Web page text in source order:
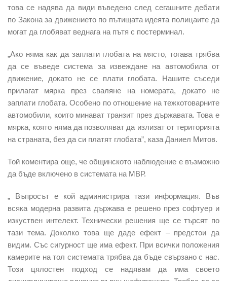
това се надява да види въведено след сегашните дебати
по Закона за движението по пътищата идеята полицаите да
могат да глобяват веднага на пътя с постерминал.
„Ако няма как да заплати глобата на място, тогава трябва
да се въведе система за извеждане на автомобила от
движение, докато не се плати глобата. Нашите съседи
прилагат мярка през сваляне на номерата, докато не
заплати глобата. Особено по отношение на тежкотоварните
автомобили, които минават транзит през държавата. Това е
мярка, която няма да позволяват да излизат от територията
на страната, без да си платят глобата”, каза Даниел Митов.
Той коментира още, че общинското наблюдение е възможно
да бъде включено в системата на МВР.
„ Въпросът е кой администрира тази информация. Във
всяка модерна развита държава е решено през софтуер и
изкуствен интелект. Технически решения ще се търсят по
тази тема. Доколко това ще даде ефект – предстои да
видим. Със сигурност ще има ефект. При всички положения
камерите на тол системата трябва да бъде свързано с нас.
Този цялостен подход се надявам да има своето